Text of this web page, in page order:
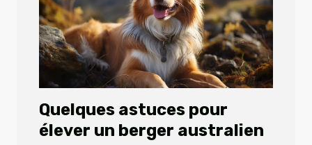
Quelques astuces pour
élever un berger australien